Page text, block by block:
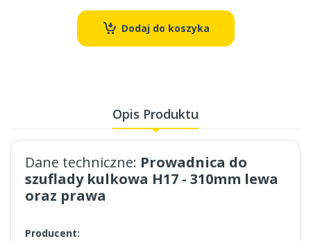
Dodaj do koszyka
Opis Produktu
Dane techniczne: Prowadnica do
szuflady kulkowa H17 - 310mm lewa
oraz prawa
Producent: